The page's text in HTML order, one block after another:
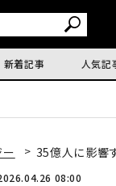
新着記事 人気記
35億人に影響
08:00